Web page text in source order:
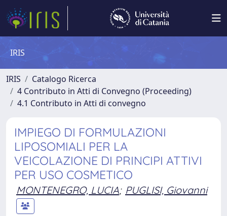
IRIS
IRIS
Catalogo Ricerca
4 Contributo in Atti di Convegno (Proceeding)
4.1 Contributo in Atti di convegno
IMPIEGO DI FORMULAZIONI
LIPOSOMIALI PER LA
VEICOLAZIONE DI PRINCIPI ATTIVI
PER USO COSMETICO
MONTENEGRO, LUCIA; PUGLISI, Giovanni